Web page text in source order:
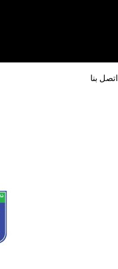
اتصل بنا